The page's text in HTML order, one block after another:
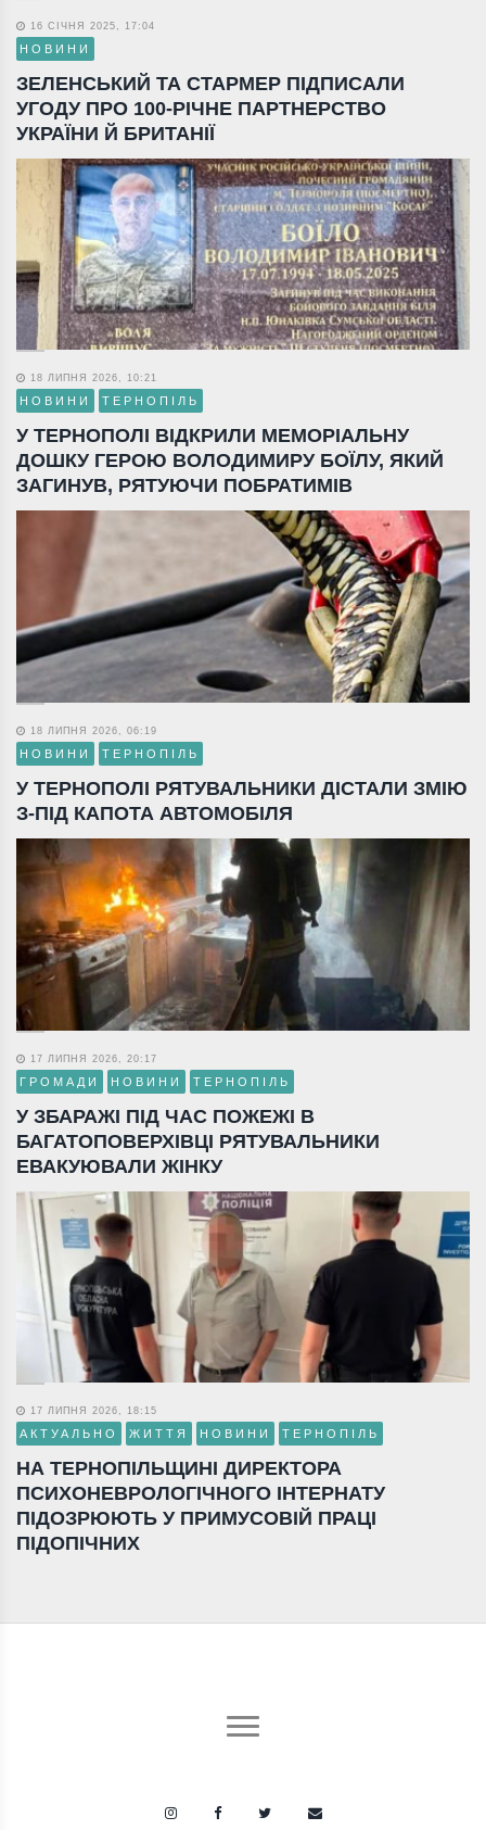
16 СІЧНЯ 2025, 17:04
НОВИНИ
ЗЕЛЕНСЬКИЙ ТА СТАРМЕР ПІДПИСАЛИ
УГОДУ ПРО 100-РІЧНЕ ПАРТНЕРСТВО
УКРАЇНИ Й БРИТАНІЇ
18 ЛИПНЯ 2026, 10:21
НОВИНИ ТЕРНОПІЛЬ
У ТЕРНОПОЛІ ВІДКРИЛИ МЕМОРІАЛЬНУ
ДОШКУ ГЕРОЮ ВОЛОДИМИРУ БОЇЛУ, ЯКИЙ
ЗАГИНУВ, РЯТУЮЧИ ПОБРАТИМІВ
18 ЛИПНЯ 2026, 06:19
НОВИНИ ТЕРНОПІЛЬ
У ТЕРНОПОЛІ РЯТУВАЛЬНИКИ ДІСТАЛИ ЗМІЮ
З-ПІД КАПОТА АВТОМОБІЛЯ
17 ЛИПНЯ 2026, 20:17
ГРОМАДИ НОВИНИ ТЕРНОПІЛЬ
У ЗБАРАЖІ ПІД ЧАС ПОЖЕЖІ В
БАГАТОПОВЕРХІВЦІ РЯТУВАЛЬНИКИ
ЕВАКУЮВАЛИ ЖІНКУ
17 ЛИПНЯ 2026, 18:15
АКТУАЛЬНО ЖИТТЯ НОВИНИ ТЕРНОПІЛЬ
НА ТЕРНОПІЛЬЩИНІ ДИРЕКТОРА
ПСИХОНЕВРОЛОГІЧНОГО ІНТЕРНАТУ
ПІДОЗРЮЮТЬ У ПРИМУСОВІЙ ПРАЦІ
ПІДОПІЧНИХ